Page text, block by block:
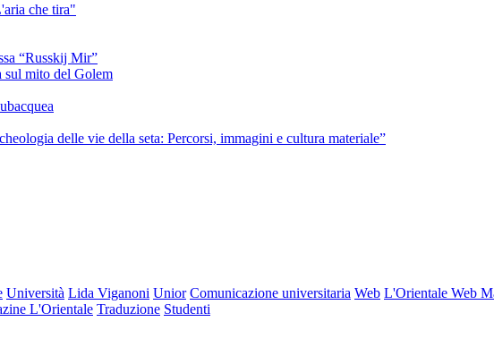
che tira"
“Russkij Mir”
sul mito del Golem
delle vie della seta: Percorsi, immagini e cultura materiale”
Università Lida Viganoni Unior Comunicazione universitaria Web L'Orientale Web
L'Orientale Traduzione Studenti